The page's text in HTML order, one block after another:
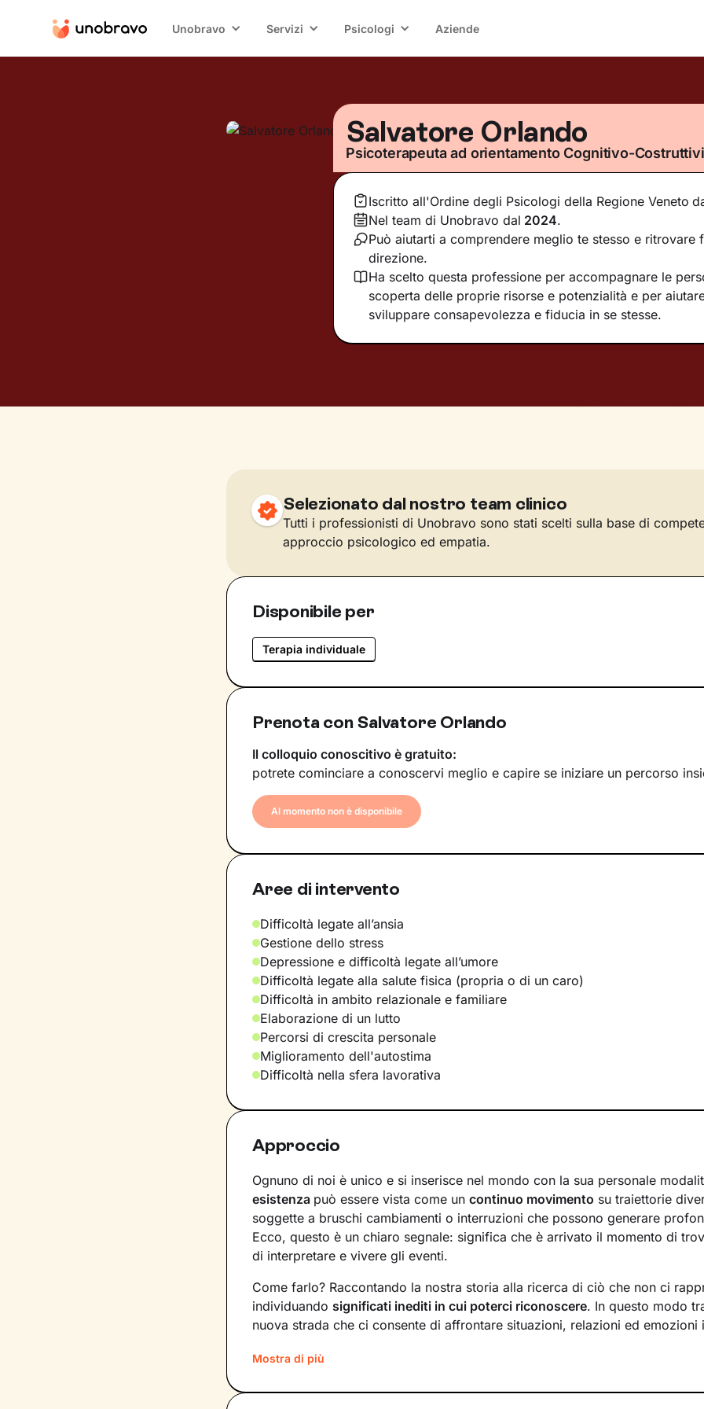
Unobravo Servizi Psicologi Aziende
Salvatore Orlando
Psicoterapeuta ad orientamento Cognitivo-
Iscritto all'Ordine degli Psicologi della Regione Veneto
Nel team di Unobravo dal 2024.
Può aiutarti a comprendere meglio te stesso e ritrovare
direzione.
Ha scelto questa professione per accompagnare le
scoperta delle proprie risorse e potenzialità e per
sviluppare consapevolezza e fiducia in se stesse.
Selezionato dal nostro team clinico
Tutti i professionisti di Unobravo sono stati scelti sulla base di
approccio psicologico ed empatia.
Disponibile per
Terapia individuale
Prenota con Salvatore Orlando
Il colloquio conoscitivo è gratuito:
potrete cominciare a conoscervi meglio e capire se iniziare un percorso
Al momento non è disponibile
Aree di intervento
Difficoltà legate all’ansia
Gestione dello stress
Depressione e difficoltà legate all’umore
Difficoltà legate alla salute fisica (propria o di un caro)
Difficoltà in ambito relazionale e familiare
Elaborazione di un lutto
Percorsi di crescita personale
Miglioramento dell'autostima
Difficoltà nella sfera lavorativa
Approccio
Ognuno di noi è unico e si inserisce nel mondo con la sua personale
esistenza può essere vista come un continuo movimento su traiettorie
soggette a bruschi cambiamenti o interruzioni che possono generare
Ecco, questo è un chiaro segnale: significa che è arrivato il momento di
di interpretare e vivere gli eventi.
Come farlo? Raccontando la nostra storia alla ricerca di ciò che non ci
individuando significati inediti in cui poterci riconoscere. In questo modo
nuova strada che ci consente di affrontare situazioni, relazioni ed emozioni
costruzione di una relazione accoglientee di supporto. Ci concentreremo
Mostra di più